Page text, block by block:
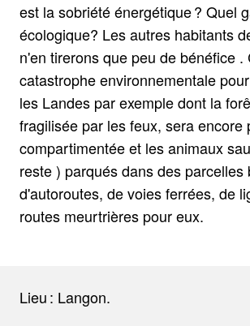
est la sobriété énergétique ? Quel
écologique? Les autres habitants
n'en tirerons que peu de bénéfice .
catastrophe environnementale
les Landes par exemple dont la
fragilisée par les feux, sera encore
compartimentée et les animaux
reste ) parqués dans des parcelles
d'autoroutes, de voies ferrées, de
routes meurtrières pour eux.
Lieu : Langon.